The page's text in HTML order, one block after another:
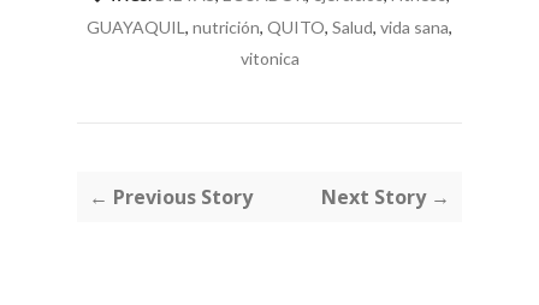
GUAYAQUIL , nutrición, QUITO, Salud, vida sana,
vitonica
← Previous Story Next Story →